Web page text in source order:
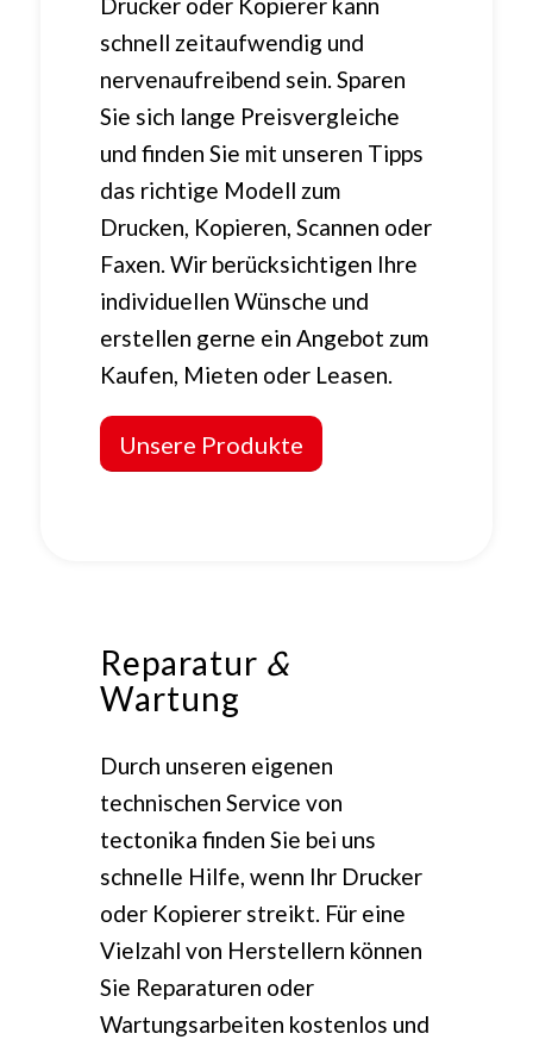
Drucker oder Kopierer kann
schnell zeitaufwendig und
nervenaufreibend sein. Sparen
Sie sich lange Preisvergleiche
und finden Sie mit unseren Tipps
das richtige Modell zum
Drucken, Kopieren, Scannen oder
Faxen. Wir berücksichtigen Ihre
individuellen Wünsche und
erstellen gerne ein Angebot zum
Kaufen, Mieten oder Leasen.
Unsere Produkte
Reparatur &
Wartung
Durch unseren eigenen
technischen Service von
tectonika finden Sie bei uns
schnelle Hilfe, wenn Ihr Drucker
oder Kopierer streikt. Für eine
Vielzahl von Herstellern können
Sie Reparaturen oder
Wartungsarbeiten kostenlos und